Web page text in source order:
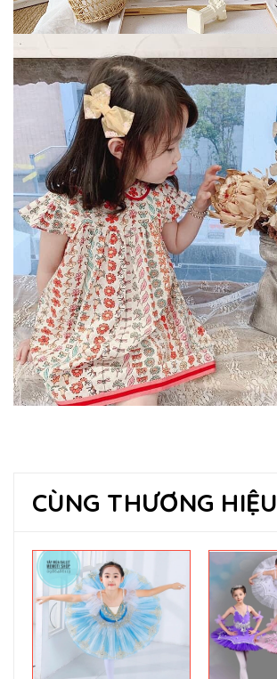
CÙNG THƯƠNG HIỆU